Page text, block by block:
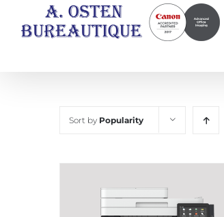
Sort by Popularity